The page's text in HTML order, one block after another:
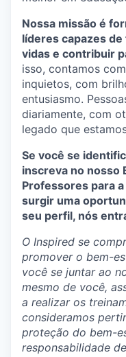
Nossa missão é
líderes capazes
vidas e contribuir
isso, contamos
inquietos, com
entusiasmo.
diariamente, com
legado que
Se você se
inscreva no nosso
Professores para
surgir uma
seu perfil, nós
O Inspired se
promover o bem-
você se juntar ao
mesmo de você,
a realizar os
consideramos
proteção do bem-
responsabilidade